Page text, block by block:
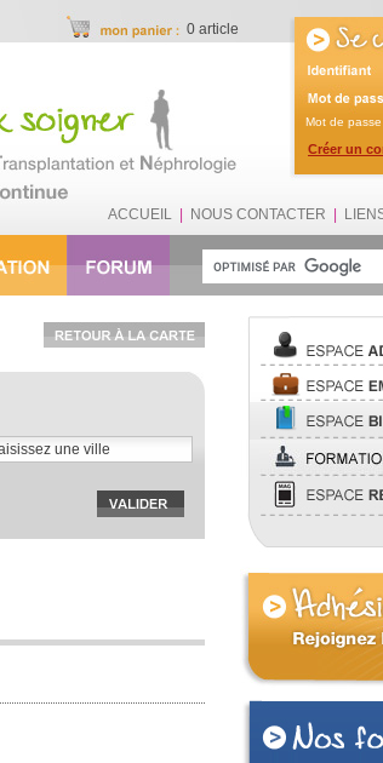
0 article
Mot de
Créer un
ACCUEIL NOUS CONTACTER